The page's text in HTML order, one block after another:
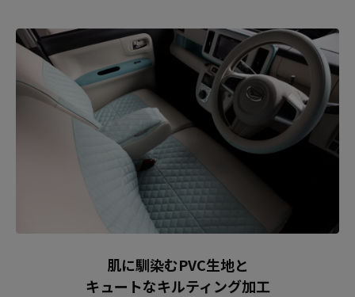
肌に馴染むPVC生地と
キュートなキルティング加工